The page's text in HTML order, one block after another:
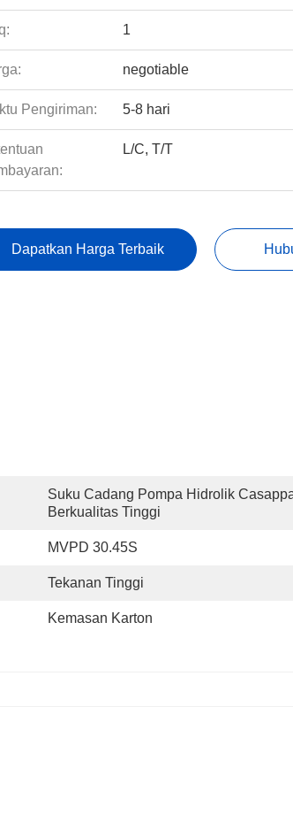
1
negotiable
Pengiriman: 5-8 hari
L/C, T/T
Dapatkan Harga Terbaik
Suku Cadang Pompa Hidrolik
Berkualitas Tinggi
MVPD 30.45S
Tekanan Tinggi
Kemasan Karton